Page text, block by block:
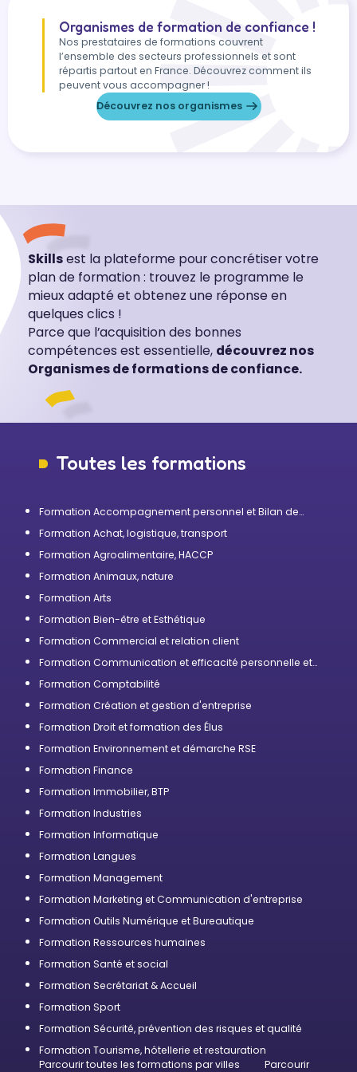
Organismes de formation de confiance !
Nos prestataires de formations couvrent
l’ensemble des secteurs professionnels et sont
répartis partout en France. Découvrez comment ils
peuvent vous accompagner !
Découvrez nos organismes
Skillsest la plateforme pour concrétiser votre
plan de formation : trouvez le programme le
mieux adapté et obtenez une réponse en
quelques clics !
Parce que l’acquisition des bonnes
compétences est essentielle, découvrez nos
Organismes de formations de confiance.
Toutes les formations
Formation Accompagnement personnel et Bilan de
Formation Achat, logistique, transport
Formation Agroalimentaire, HACCP
Formation Animaux, nature
Formation Arts
Formation Bien-être et Esthétique
Formation Commercial et relation client
Formation Communication et efficacité personnelle et
Formation Comptabilité
Formation Création et gestion d'entreprise
Formation Droit et formation des Élus
Formation Environnement et démarche RSE
Formation Finance
Formation Immobilier, BTP
Formation Industries
Formation Informatique
Formation Langues
Formation Management
Formation Marketing et Communication d'entreprise
Formation Outils Numérique et Bureautique
Formation Ressources humaines
Formation Santé et social
Formation Secrétariat & Accueil
Formation Sport
Formation Sécurité, prévention des risques et qualité
Formation Tourisme, hôtellerie et restauration
Parcourir toutes les formations par villes
Parcourir